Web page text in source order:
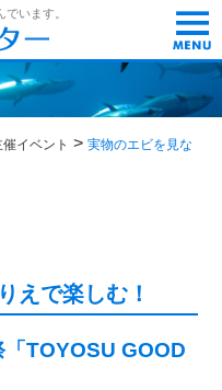
います。
t
o
g
g
e
イベント >実物のエビを見な
えで楽しむ！
TOYOSU GOOD